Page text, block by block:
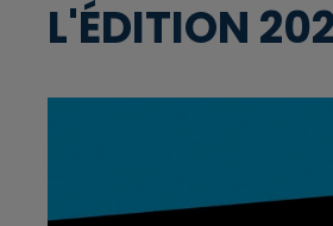
L'ÉDITION